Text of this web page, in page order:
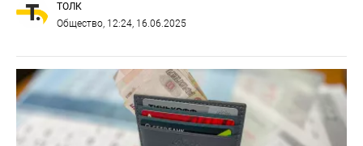
ТОЛК
Общество, 12:24, 16.06.2025